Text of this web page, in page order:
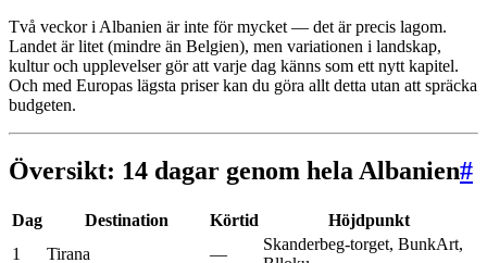
Två veckor i Albanien är inte för mycket — det är precis lagom.
Landet är litet (mindre än Belgien), men variationen i landskap,
kultur och upplevelser gör att varje dag känns som ett nytt kapitel.
Och med Europas lägsta priser kan du göra allt detta utan att spräcka
budgeten.
Översikt: 14 dagar genom hela Albanien#
Dag Destination Körtid
Höjdpunkt
1
Tirana —
Skanderbeg-torget, BunkArt,